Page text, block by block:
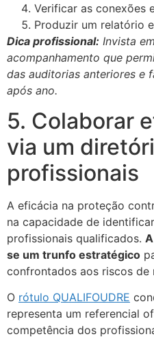
Verificar as conexões
Produzir um relatório
Dica profissional: Invista
acompanhamento que
das auditorias anteriores e
após ano.
5. Colaborar
via um
profissionais
A eficácia na proteção
na capacidade de
profissionais qualificados.
se um trunfo estratégico
confrontados aos riscos de
O rótulo QUALIFOUDRE
representa um referencial
competência dos